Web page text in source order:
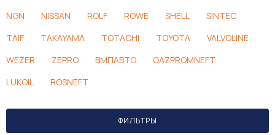
NGN
NISSAN ROLF ROWE SHELL
SINTEC
TAIF
TAKAYAMA TOTACHI TOYOTA
VALVOLINE
WEZER
ZEPRO ВМПАВТО
GAZPROMNEFT
LUKOIL
ROSNEFT
ФИЛЬТРЫ